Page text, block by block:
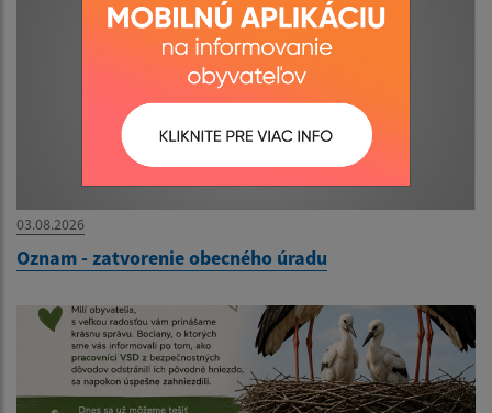
03.08.2026
Oznam - zatvorenie obecného úradu